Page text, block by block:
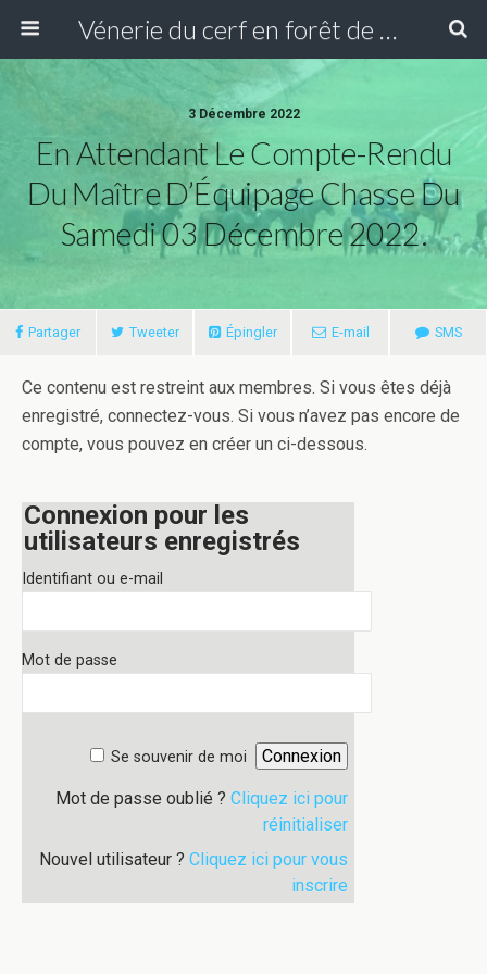
Vénerie du cerf en forêt de Compiègne
3 Décembre 2022
En Attendant Le Compte-Rendu
Du Maître D’Équipage Chasse Du
Samedi 03 Décembre 2022.
Partager Tweeter Épingler E-mail SMS
Ce contenu est restreint aux membres. Si vous êtes déjà
enregistré, connectez-vous. Si vous n’avez pas encore de
compte, vous pouvez en créer un ci-dessous.
Connexion pour les
utilisateurs enregistrés
Identifiant ou e-mail
Mot de passe
Se souvenir de moi
Mot de passe oublié ? Cliquez ici pour
réinitialiser
Nouvel utilisateur ? Cliquez ici pour vous
inscrire